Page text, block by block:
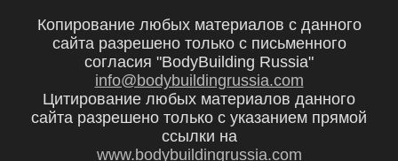
Копирование любых материалов с данного
сайта разрешено только с письменного
согласия "BodyBuilding Russia"
info@bodybuildingrussia.com
Цитирование любых материалов данного
сайта разрешено только с указанием прямой
ссылки на
www.bodybuildingrussia.com